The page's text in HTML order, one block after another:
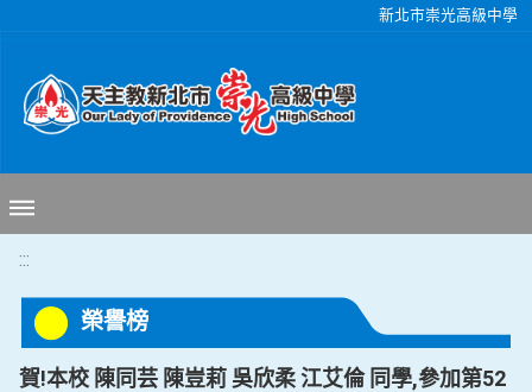
新北市崇光高級中學
:::
榮譽榜
賀!本校 陳同芸 陳豈莉 吳欣柔 江艾倫 同學,參加第52